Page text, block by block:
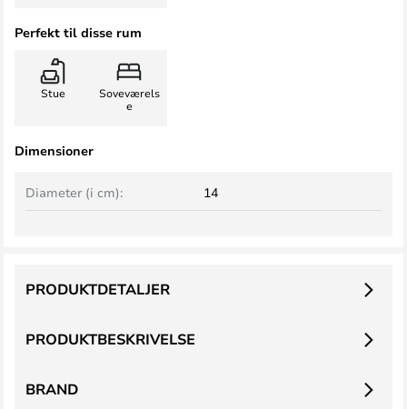
Perfekt til disse rum
Stue
Soveværels
e
Dimensioner
Diameter (i cm): 14
PRODUKTBESKRIVELSE
PRODUKTDETALJER
BRAND